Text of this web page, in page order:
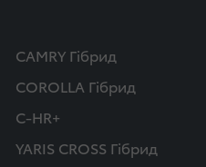
CAMRY Гібрид
COROLLA Гібрид
C-HR+
YARIS CROSS Гібрид